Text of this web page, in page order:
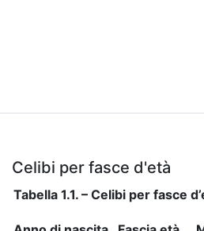
Celibi per fasce d'età
Tabella 1.1. – Celibi per fasce